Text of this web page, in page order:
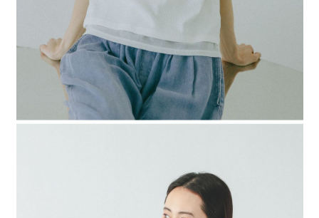
權轉讓予恩沛科技股份有限公司。
２．關於個人資料處理事宜，請瀏覽以下網址：
３．未成年的使用者請事先徵得法定代理人或監護人之同意方可使用
「AFTEE先享後付」，若未經同意申辦者引起之損失，本公司不負相關責
４．使用「AFTEE先享後付」時，將依據個別帳號之用戶狀況，依本公司即
時審查核予不同之上限額度；若仍有額度不足之情形，本公司將視審查結果
５．嚴禁一人註冊多個帳號或使用他人資訊註冊。若發現惡意使用之情形，
恩沛科技股份有限公司將有權停止該用戶之使用額度並採取法律行動。